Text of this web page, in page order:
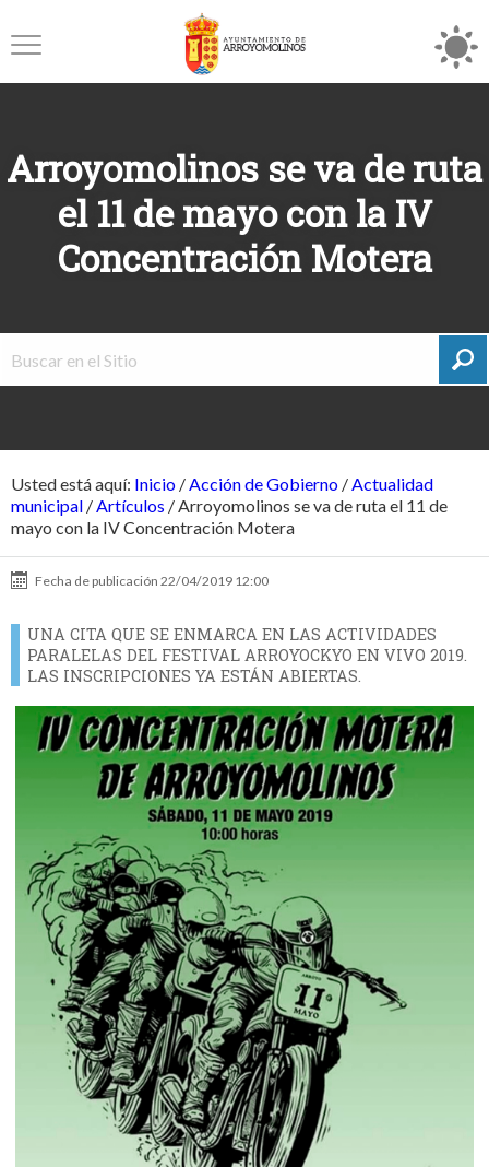
Arroyomolinos se va de ruta
el 11 de mayo con la IV
Concentración Motera
Usted está aquí: Inicio /Acción de Gobierno /Actualidad
municipal /Artículos /Arroyomolinos se va de ruta el 11 de
mayo con la IV Concentración Motera
Fecha de publicación 22/04/2019 12:00
UNA CITA QUE SE ENMARCA EN LAS ACTIVIDADES
PARALELAS DEL FESTIVAL ARROYOCKYO EN VIVO 2019.
LAS INSCRIPCIONES YA ESTÁN ABIERTAS.